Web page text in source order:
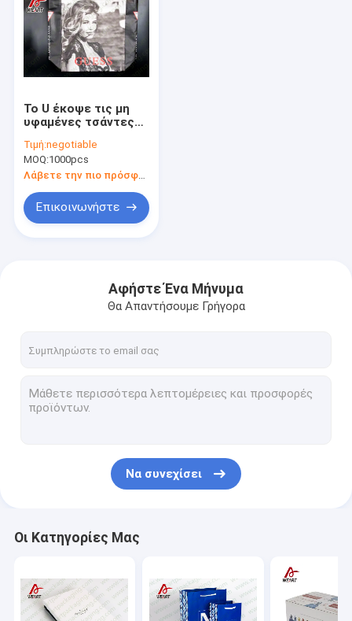
Περίπου εμείς
Το U έκοψε τις μη
υφαμένες τσάντες
φαίνεται μη
υφαμένες
επαναχρησιμοποιήσιμες
τσάντες με το
λογότυπο
Τιμή:negotiable
MOQ:1000pcs
Λάβετε την πιο πρόσφατη τιμή
Επικοινωνήστε
Αφήστε Ένα Μήνυμα
Θα Απαντήσουμε Γρήγορα
Να συνεχίσει
Οι Κατηγορίες Μας